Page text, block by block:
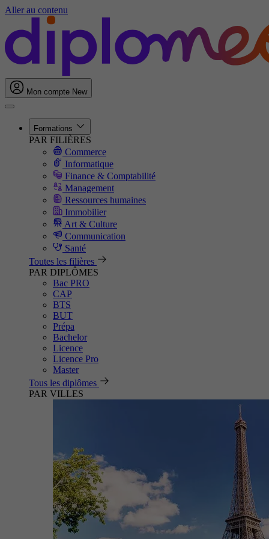
Aller au contenu
Mon compte New
Formations
PAR FILIÈRES
Commerce
Informatique
Finance & Comptabilité
Management
Ressources humaines
Immobilier
Art & Culture
Communication
Santé
Toutes les filières
PAR DIPLÔMES
Bac PRO
CAP
BTS
BUT
Prépa
Bachelor
Licence
Licence Pro
Master
Tous les diplômes
PAR VILLES